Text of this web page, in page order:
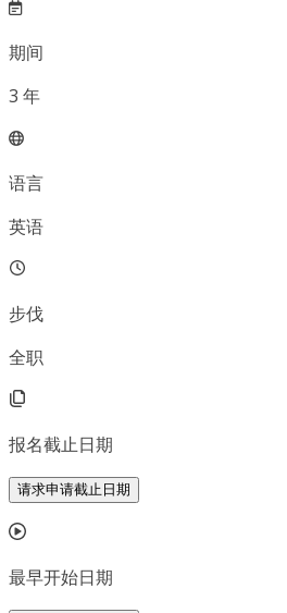
期间
3 年
语言
英语
步伐
全职
报名截止日期
请求申请截止日期
最早开始日期